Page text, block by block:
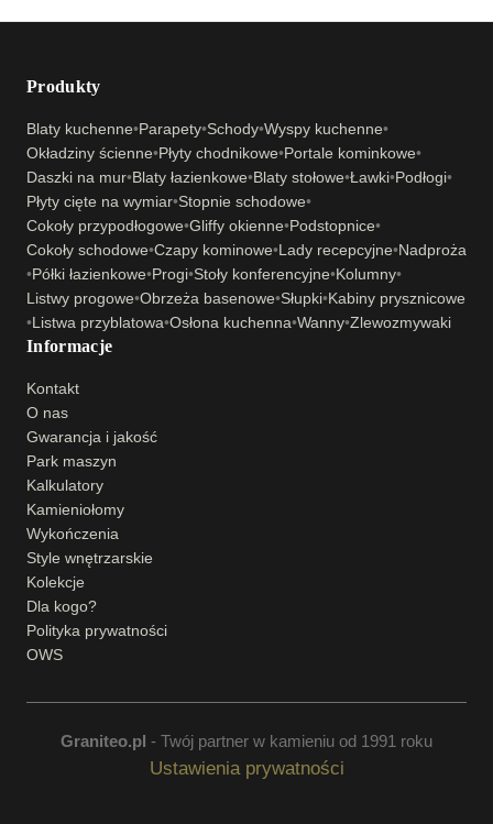
Produkty
Blaty kuchenne•Parapety•Schody•Wyspy kuchenne•
Okładziny ścienne•Płyty chodnikowe•Portale kominkowe•
Daszki na mur•Blaty łazienkowe•Blaty stołowe•Ławki•Podłogi•
Płyty cięte na wymiar•Stopnie schodowe•
Cokoły przypodłogowe•Gliffy okienne•Podstopnice•
Cokoły schodowe•Czapy kominowe•Lady recepcyjne•Nadproża
•Półki łazienkowe•Progi•Stoły konferencyjne•Kolumny•
Listwy progowe•Obrzeża basenowe•Słupki•Kabiny prysznicowe
•Listwa przyblatowa•Osłona kuchenna•Wanny•Zlewozmywaki
Informacje
Kontakt
O nas
Gwarancja i jakość
Park maszyn
Kalkulatory
Kamieniołomy
Wykończenia
Style wnętrzarskie
Kolekcje
Dla kogo?
Polityka prywatności
OWS
Graniteo.pl - Twój partner w kamieniu od 1991 roku
Ustawienia prywatności